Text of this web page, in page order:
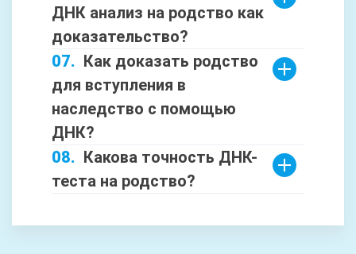
ДНК анализ на родство как
доказательство?
Как доказать родство
для вступления в
наследство с помощью
ДНК?
Какова точность ДНК-
теста на родство?